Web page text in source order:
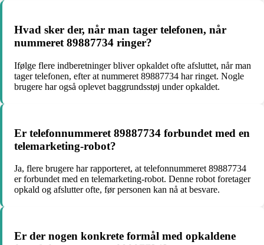
Hvad sker der, når man tager telefonen, når
nummeret 89887734 ringer?
Ifølge flere indberetninger bliver opkaldet ofte afsluttet, når man
tager telefonen, efter at nummeret 89887734 har ringet. Nogle
brugere har også oplevet baggrundsstøj under opkaldet.
Er telefonnummeret 89887734 forbundet med en
telemarketing-robot?
Ja, flere brugere har rapporteret, at telefonnummeret 89887734
er forbundet med en telemarketing-robot. Denne robot foretager
opkald og afslutter ofte, før personen kan nå at besvare.
Er der nogen konkrete formål med opkaldene